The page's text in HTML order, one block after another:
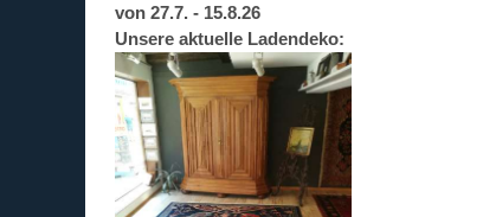
von 27.7. - 15.8.26
Unsere aktuelle Ladendeko: